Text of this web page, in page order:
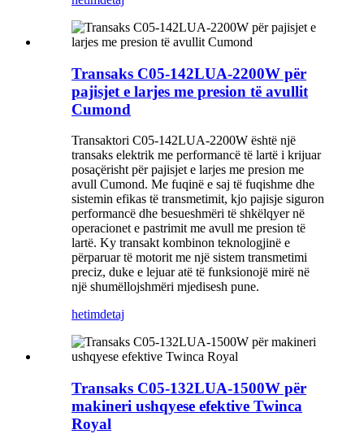
Transaks C05-142LUA-2200W për
pajisjet e larjes me presion të avullit
Cumond
Transaktori C05-142LUA-2200W është një
transaks elektrik me performancë të lartë i krijuar
posaçërisht për pajisjet e larjes me presion me
avull Cumond. Me fuqinë e saj të fuqishme dhe
sistemin efikas të transmetimit, kjo pajisje siguron
performancë dhe besueshmëri të shkëlqyer në
operacionet e pastrimit me avull me presion të
lartë. Ky transakt kombinon teknologjinë e
përparuar të motorit me një sistem transmetimi
preciz, duke e lejuar atë të funksionojë mirë në
një shumëllojshmëri mjedisesh pune.
hetimdetaj
Transaks C05-132LUA-1500W për
makineri ushqyese efektive Twinca
Royal